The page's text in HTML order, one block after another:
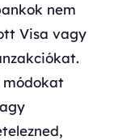
nem
Visa vagy
módokat